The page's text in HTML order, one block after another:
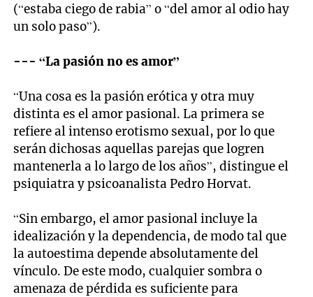
(“estaba ciego de rabia” o “del amor al odio hay
un solo paso”).
--- “La pasión no es amor”
“Una cosa es la pasión erótica y otra muy
distinta es el amor pasional. La primera se
refiere al intenso erotismo sexual, por lo que
serán dichosas aquellas parejas que logren
mantenerla a lo largo de los años”, distingue el
psiquiatra y psicoanalista Pedro Horvat.
“Sin embargo, el amor pasional incluye la
idealización y la dependencia, de modo tal que
la autoestima depende absolutamente del
vínculo. De este modo, cualquier sombra o
amenaza de pérdida es suficiente para